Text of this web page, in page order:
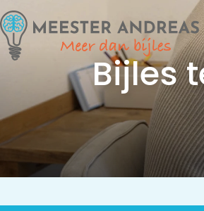
Bijles